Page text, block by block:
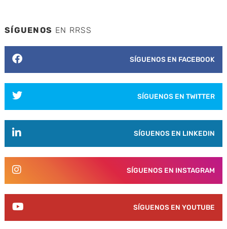
SÍGUENOS EN RRSS
SÍGUENOS EN FACEBOOK
SÍGUENOS EN TWITTER
SÍGUENOS EN LINKEDIN
SÍGUENOS EN INSTAGRAM
SÍGUENOS EN YOUTUBE